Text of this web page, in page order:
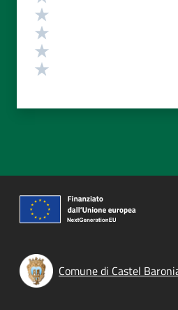
Comune di Castel